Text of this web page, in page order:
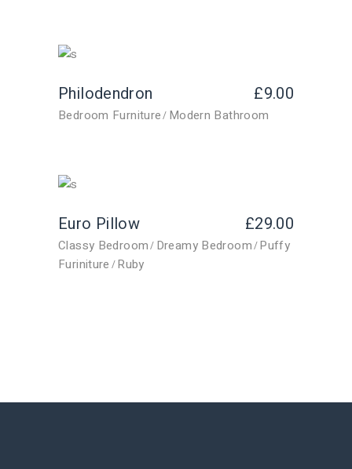
Philodendron £9.00
Bedroom Furniture Modern Bathroom
Euro Pillow £29.00
Classy Bedroom Dreamy Bedroom Puffy
Furiniture Ruby